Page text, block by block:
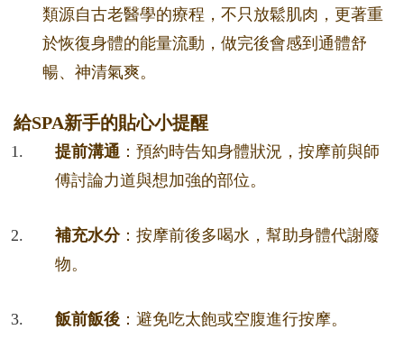
類源自古老醫學的療程，不只放鬆肌肉，更著重
於恢復身體的能量流動，做完後會感到通體舒
暢、神清氣爽。
給SPA新手的貼心小提醒
提前溝通 ：預約時告知身體狀況，按摩前與師
傅討論力道與想加強的部位。
補充水分：按摩前後多喝水，幫助身體代謝廢
物。
飯前飯後 ：避免吃太飽或空腹進行按摩。